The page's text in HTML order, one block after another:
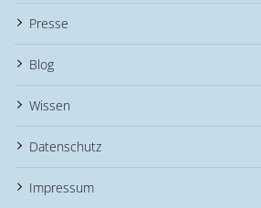
Presse
Blog
Wissen
Datenschutz
Impressum